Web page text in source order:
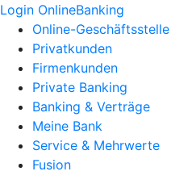
Login OnlineBanking
Online-Geschäftsstelle
Privatkunden
Firmenkunden
Private Banking
Banking & Verträge
Meine Bank
Service & Mehrwerte
Fusion